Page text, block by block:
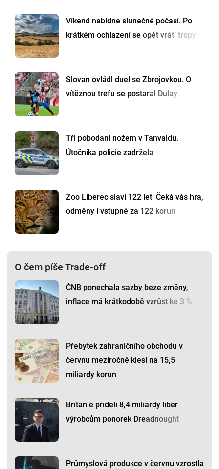
Víkend nabídne slunečné počasí. Po
krátkém ochlazení se opět vrátí tropy
Slovan ovládl duel se Zbrojovkou. O
vítěznou trefu se postaral Dulay
Tři pobodaní nožem v Tanvaldu.
Útočníka policie zadržela
Zoo Liberec slaví 122 let: Čeká vás hra,
odměny i vstupné za 122 korun
O čem píše Trade-off
ČNB ponechala sazby beze změny,
inflace má krátkodobě vzrůst ke 3 %
Přebytek zahraničního obchodu v
červnu meziročně klesl na 15,5
miliardy korun
Británie přidělí 8,4 miliardy liber
výrobcům ponorek Dreadnought
Průmyslová produkce v červnu vzrostla